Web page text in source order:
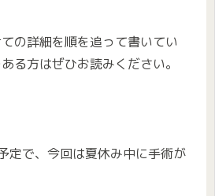
の詳細を順を追って書いてい
る方はぜひお読みください。
定で、今回は夏休み中に手術が